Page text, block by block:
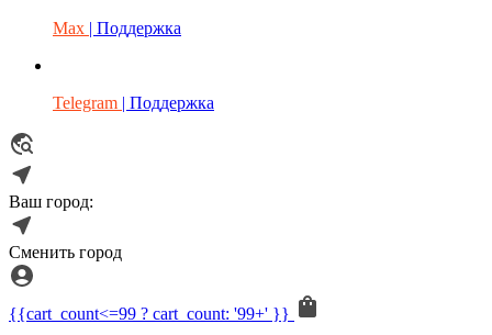
Max | Поддержка
Telegram | Поддержка
Ваш город:
Сменить город
{{cart_count<=99 ? cart_count: '99+' }}